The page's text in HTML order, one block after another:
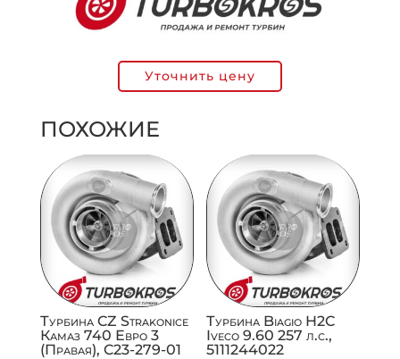
Уточнить цену
ПОХОЖИЕ
Турбина CZ Strakonice
Камаз 740 Евро 3
(Правая), C23-279-01
Турбина Biagio H2C
Iveco 9.60 257 л.с.,
5111244022